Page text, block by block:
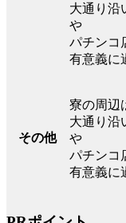
大通り沿
や
パチンコ
有意義に
その他
寮の周辺
大通り沿
や
パチンコ
有意義に